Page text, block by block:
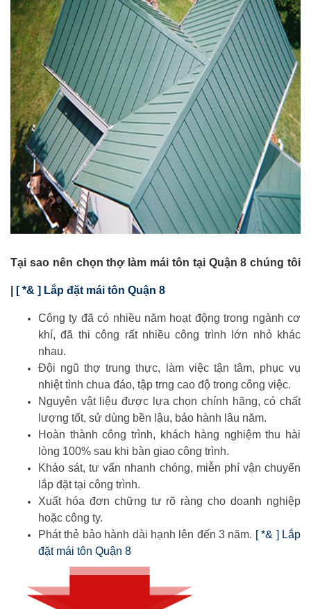
Tại sao nên chọn thợ làm mái tôn tại Quận 8 chúng tôi
[ *& ] Lắp đặt mái tôn Quận 8
Công ty đã có nhiều năm hoạt động trong ngành cơ
khí, đã thi công rất nhiều công trình lớn nhỏ khác
nhau.
Đội ngũ thợ trung thực, làm việc tận tâm, phục vụ
nhiệt tình chua đáo, tập trng cao độ trong công việc.
Nguyên vật liệu được lựa chọn chính hãng, có chất
lượng tốt, sử dùng bền lậu, bảo hành lâu năm.
Hoàn thành công trình, khách hàng nghiệm thu hài
lòng 100% sau khi bàn giao công trình.
Khảo sát, tư vấn nhanh chóng, miễn phí vận chuyển
lắp đặt tại công trình.
Xuất hóa đơn chững tư rõ ràng cho doanh nghiệp
hoặc công ty.
Phát thẻ bảo hành dài hạnh lên đến 3 năm. [ *& ] Lắp
đặt mái tôn Quận 8